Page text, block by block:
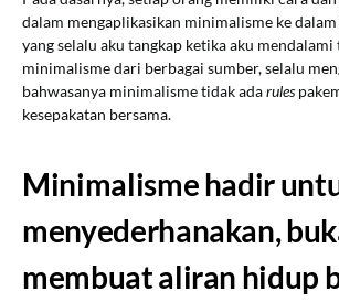
dalam mengaplikasikan minimalisme ke
yang selalu aku tangkap ketika aku mendalami
minimalisme dari berbagai sumber, selalu
bahwasanya minimalisme tidak adarules
kesepakatan bersama.
Minimalisme hadir
menyederhanakan,
membuat aliran hidup